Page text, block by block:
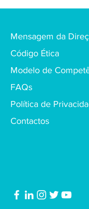
Mensagem da
Código Ética
Modelo de
FAQs
Política de
Contactos